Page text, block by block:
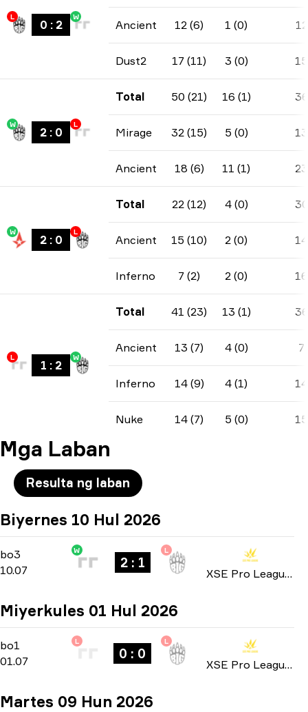
L
0 : 2
W
Ancient 12 (6) 1 (0) 12
Dust2 17 (11) 3 (0) 15
W
2: 0
L
Total 50 (21) 16 (1) 36
Mirage 32 (15) 5 (0) 13
Ancient 18 (6) 11 (1) 23
W
2: 0
L
Total 22 (12) 4 (0) 30
Ancient 15 (10) 2 (0) 14
Inferno 7 (2) 2 (0) 16
L
1 : 2
W
Total 41 (23) 13 (1) 36
Ancient 13 (7) 4 (0) 7
Inferno 14 (9) 4 (1) 14
Nuke 14 (7) 5 (0) 15
Mga Laban
Resulta ng laban
Biyernes 10 Hul 2026
bo3 -bo3
10.07
W
2 : 1
L
XSE Pro League 2026
Miyerkules 01 Hul 2026
bo1 Group Stage
bo1
01.07
L
0 : 0
L
XSE Pro League 2026
Martes 09 Hun 2026